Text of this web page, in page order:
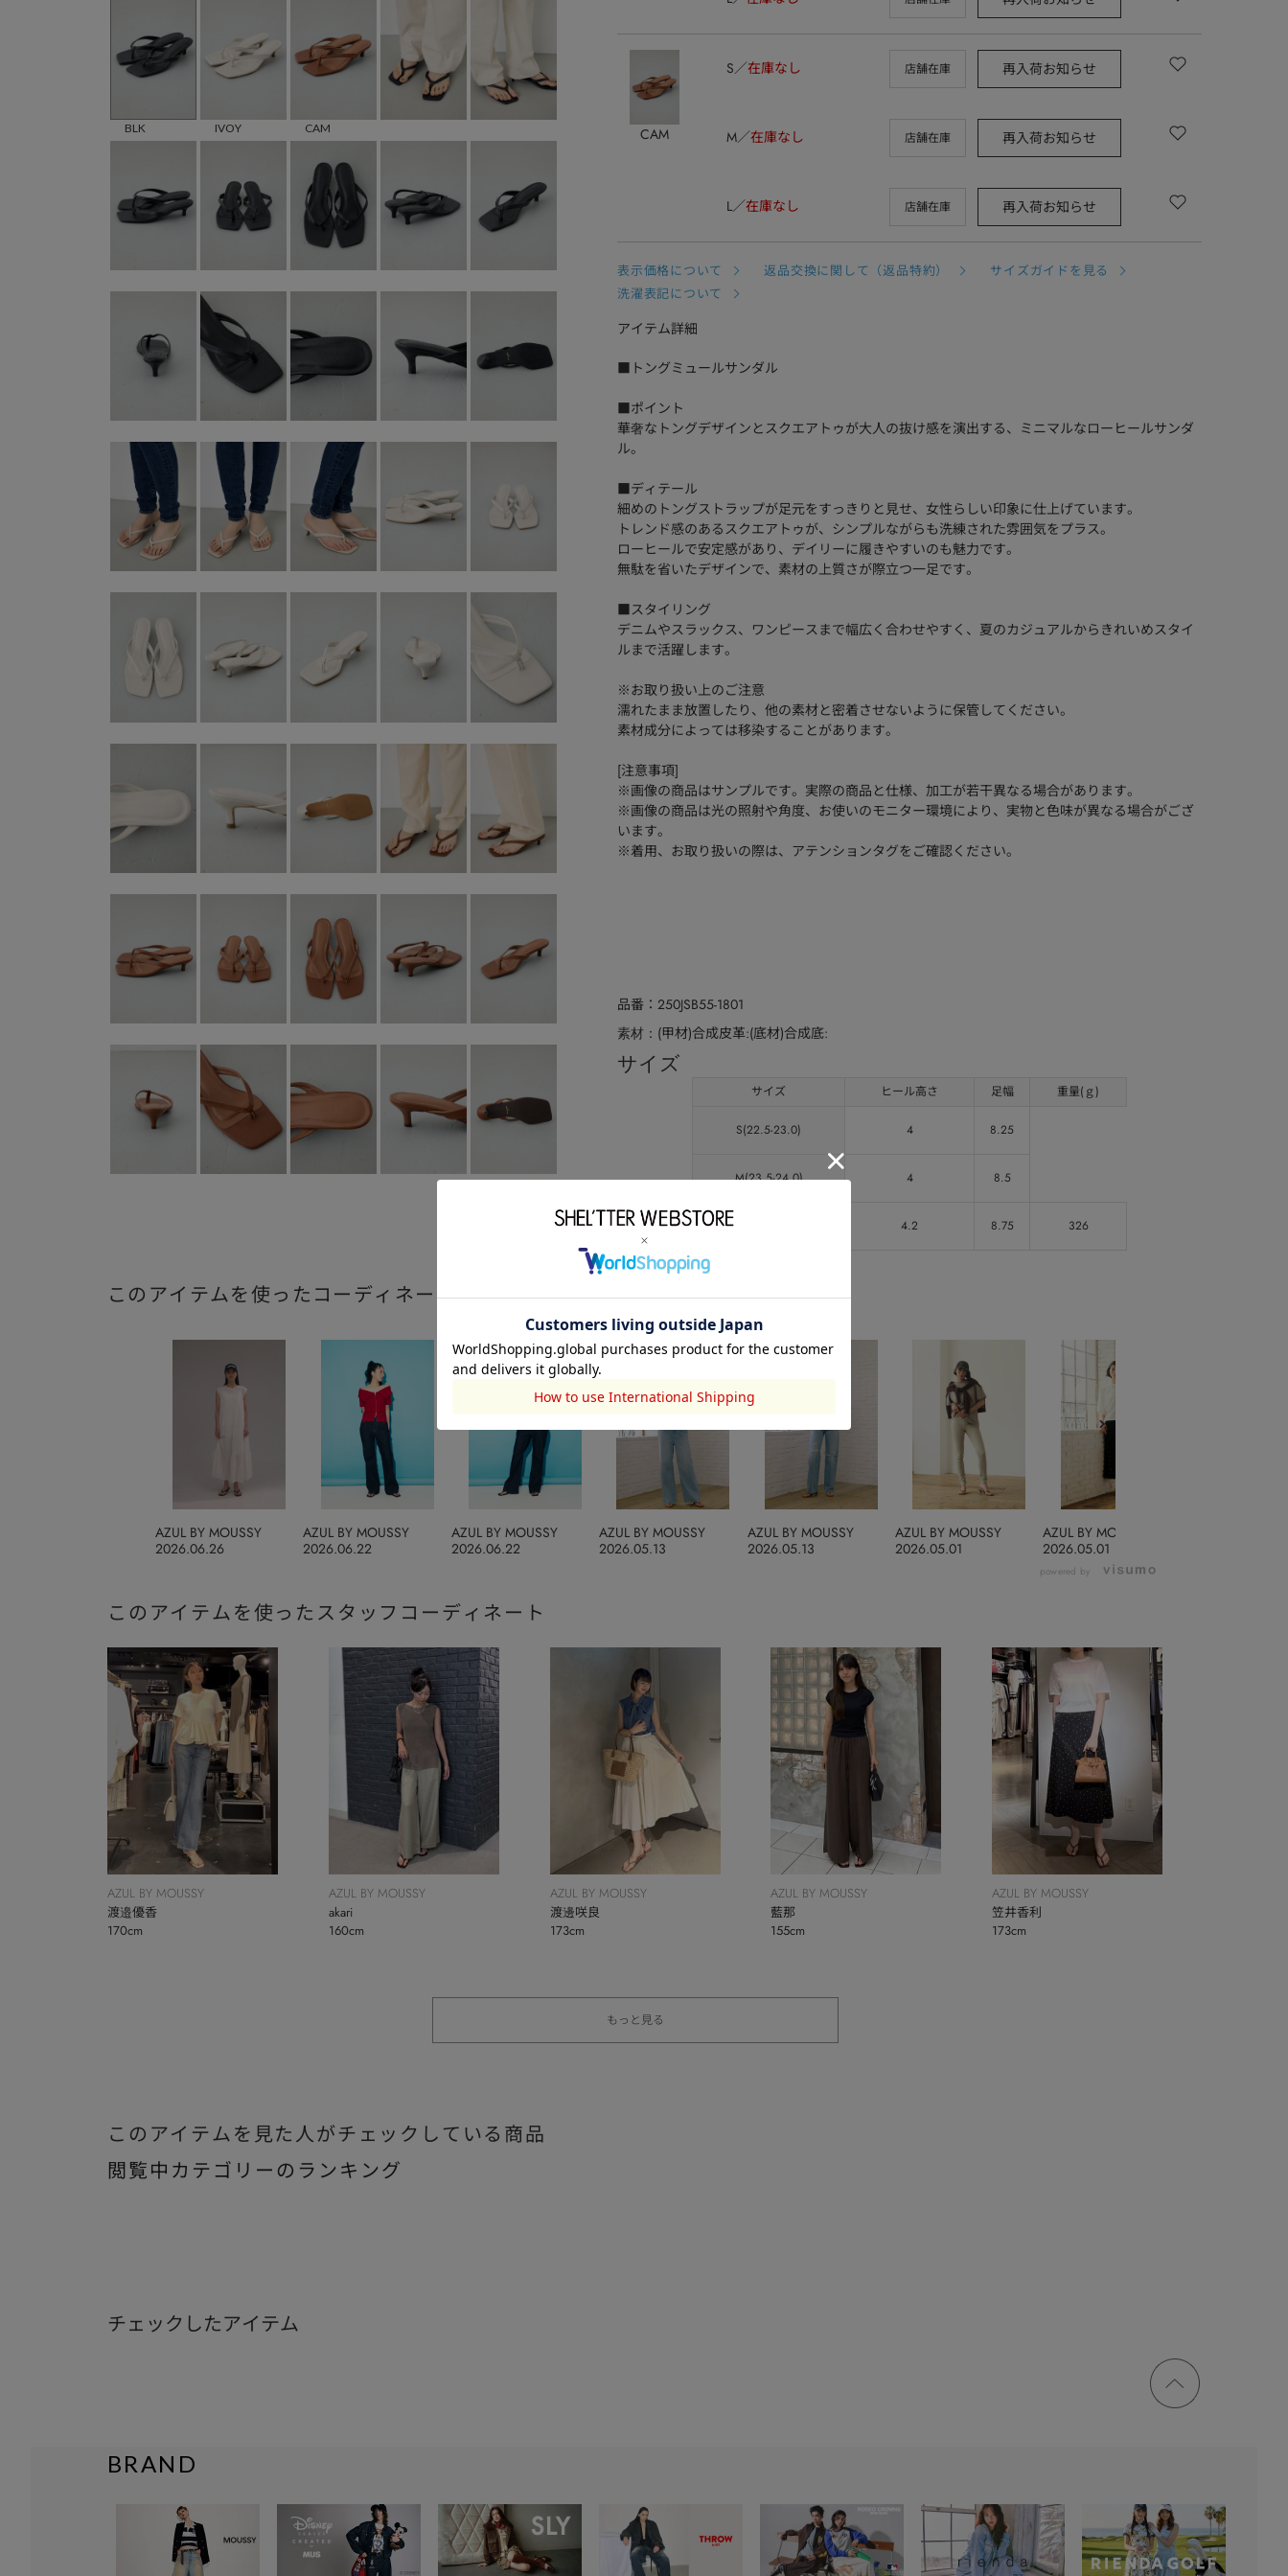
BLK IVOY CAM CAM
S 在庫なし 店舗在庫 再入荷お知らせ
M 在庫なし 店舗在庫 再入荷お知らせ
L 在庫なし 店舗在庫 再入荷お知らせ
表示価格について 返品交換に関して（返品特約）
サイズガイドを見る
洗濯表記について
アイテム詳細
■トングミュールサンダル
■ポイント
華奢なトングデザインとスクエアトゥが大人の抜け感を演出する、ミニマルなローヒールサンダ
ル。
■ディテール
細めのトングストラップが足元をすっきりと見せ、女性らしい印象に仕上げています。
トレンド感のあるスクエアトゥが、シンプルながらも洗練された雰囲気をプラス。
ローヒールで安定感があり、デイリーに履きやすいのも魅力です。
無駄を省いたデザインで、素材の上質さが際立つ一足です。
■スタイリング
デニムやスラックス、ワンピースまで幅広く合わせやすく、夏のカジュアルからきれいめスタイ
ルまで活躍します。
※お取り扱い上のご注意
濡れたまま放置したり、他の素材と密着させないように保管してください。
素材成分によっては移染することがあります。
[注意事項]
※画像の商品はサンプルです。実際の商品と仕様、加工が若干異なる場合があります。
※画像の商品は光の照射や角度、お使いのモニター環境により、実物と色味が異なる場合がござ
います。
※着用、お取り扱いの際は、アテンションタグをご確認ください。
品番 250JSB55-1801
素材 (甲材)合成皮革:(底材)合成底:
サイズ
サイズ ヒール高さ 足幅 重量(ｇ)
S(22.5-23.0) 4 8.25
M(23.5-24.0) 4 8.5
4.2 8.75 326
このアイテムを使ったコーディネート
2026.06.26
AZUL BY MOUSSY
2026.06.22
AZUL BY MOUSSY
2026.06.22
AZUL BY MOUSSY
2026.05.13
AZUL BY MOUSSY
2026.05.13
AZUL BY MOUSSY
2026.05.01
AZUL BY MOUSSY
2026.05.01
AZUL BY MOUSSY
powered by
このアイテムを使ったスタッフコーディネート
AZUL BY MOUSSY
渡邉優香
170cm
AZUL BY MOUSSY
akari
160cm
AZUL BY MOUSSY
渡邊咲良
173cm
AZUL BY MOUSSY
藍那
155cm
AZUL BY MOUSSY
笠井香利
173cm
もっと見る
このアイテムを見た人がチェックしている商品
閲覧中カテゴリーのランキング
チェックしたアイテム
ページ
トップ
BRAND